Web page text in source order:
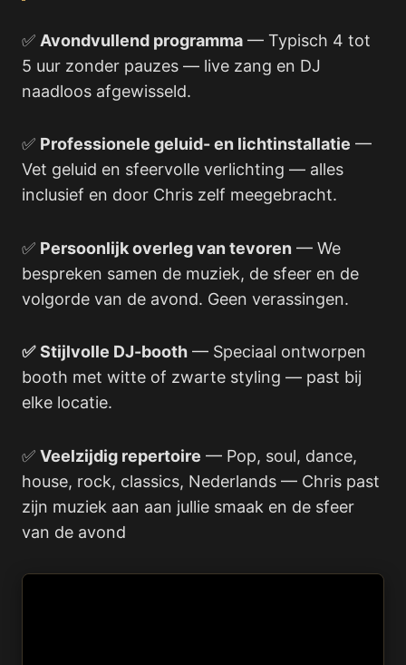
✅ Avondvullend programma — Typisch 4 tot
5 uur zonder pauzes — live zang en DJ
naadloos afgewisseld.
✅ Professionele geluid- en lichtinstallatie —
Vet geluid en sfeervolle verlichting — alles
inclusief en door Chris zelf meegebracht.
✅ Persoonlijk overleg van tevoren — We
bespreken samen de muziek, de sfeer en de
volgorde van de avond. Geen verassingen.
✅ Stijlvolle DJ-booth — Speciaal ontworpen
booth met witte of zwarte styling — past bij
elke locatie.
✅ Veelzijdig repertoire — Pop, soul, dance,
house, rock, classics, Nederlands — Chris past
zijn muziek aan aan jullie smaak en de sfeer
van de avond